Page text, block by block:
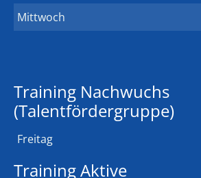
Mittwoch
Training Nachwuchs
(Talentfördergruppe)
Freitag
Training Aktive